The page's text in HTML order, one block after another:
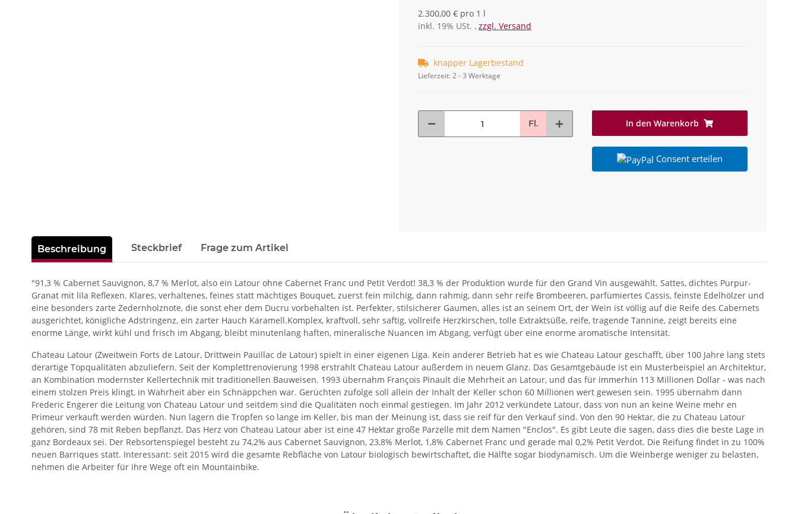
2.300,00 € pro 1 l
inkl. 19% USt. , zzgl. Versand
knapper Lagerbestand
Lieferzeit:2 - 3 Werktage
Fl. In den Warenkorb
Consent erteilen
weitere Registerkarten anzeigen
Beschreibung Steckbrief Frage zum Artikel
"91,3 % Cabernet Sauvignon, 8,7 % Merlot, also ein Latour ohne Cabernet Franc und Petit Verdot! 38,3 % der Produktion wurde für den Grand Vin ausgewählt. Sattes, dichtes Purpur-
Granat mit lila Reflexen. Klares, verhaltenes, feines statt mächtiges Bouquet, zuerst fein milchig, dann rahmig, dann sehr reife Brombeeren, parfümiertes Cassis, feinste Edelhölzer und
eine besonders zarte Zedernholznote, die sonst eher dem Ducru vorbehalten ist. Perfekter, stilsicherer Gaumen, alles ist an seinem Ort, der Wein ist völlig auf die Reife des Cabernets
ausgerichtet, königliche Adstringenz, ein zarter Hauch Karamell.Komplex, kraftvoll, sehr saftig, vollreife Herzkirschen, tolle Extraktsüße, reife, tragende Tannine, zeigt bereits eine
enorme Länge, wirkt kühl und frisch im Abgang, bleibt minutenlang haften, mineralische Nuancen im Abgang, verfügt über eine enorme aromatische Intensität.
Chateau Latour (Zweitwein Forts de Latour, Drittwein Pauillac de Latour) spielt in einer eigenen Liga. Kein anderer Betrieb hat es wie Chateau Latour geschafft, über 100 Jahre lang stets
derartige Topqualitäten abzuliefern. Seit der Komplettrenovierung 1998 erstrahlt Chateau Latour außerdem in neuem Glanz. Das Gesamtgebäude ist ein Musterbeispiel an Architektur,
an Kombination modernster Kellertechnik mit traditionellen Bauweisen. 1993 übernahm François Pinault die Mehrheit an Latour, und das für immerhin 113 Millionen Dollar - was nach
einem stolzen Preis klingt, in Wahrheit aber ein Schnäppchen war. Gerüchten zufolge soll allein der Inhalt der Keller schon 60 Millionen wert gewesen sein. 1995 übernahm dann
Frederic Engerer die Leitung von Chateau Latour und seitdem sind die Qualitäten noch einmal gestiegen. Im Jahr 2012 verkündete Latour, dass von nun an keine Weine mehr en
Primeur verkauft werden würden. Nun lagern die Tropfen so lange im Keller, bis man der Meinung ist, dass sie reif für den Verkauf sind. Von den 90 Hektar, die zu Chateau Latour
gehören, sind 78 mit Reben bepflanzt. Das Herz von Chateau Latour aber ist eine 47 Hektar große Parzelle mit dem Namen "Enclos". Es gibt Leute die sagen, dass dies die beste Lage in
ganz Bordeaux sei. Der Rebsortenspiegel besteht zu 74,2% aus Cabernet Sauvignon, 23,8% Merlot, 1,8% Cabernet Franc und gerade mal 0,2% Petit Verdot. Die Reifung findet in zu 100%
neuen Barriques statt. Interessant: seit 2015 wird die gesamte Rebfläche von Latour biologisch bewirtschaftet, die Hälfte sogar biodynamisch. Um die Weinberge weniger zu belasten,
nehmen die Arbeiter für ihre Wege oft ein Mountainbike.